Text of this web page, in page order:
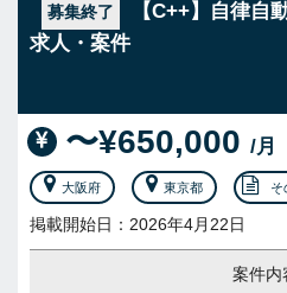
募集終了
【C++】自律自
求人・案件
〜¥650,000 /月
大阪府 東京都 そ
掲載開始日：2026年4月22日
案件内